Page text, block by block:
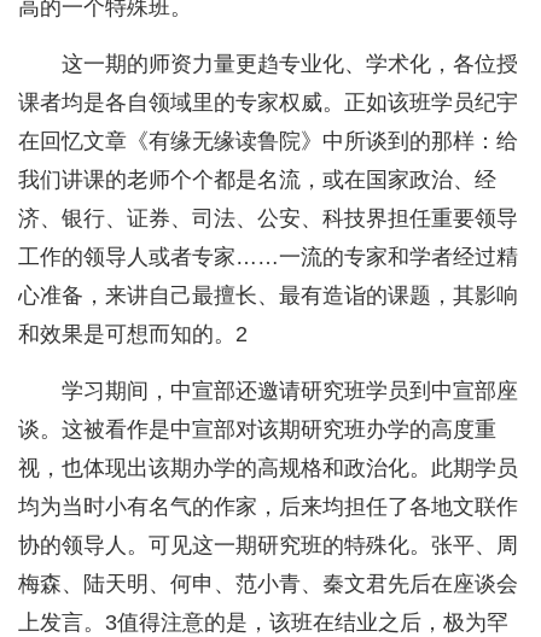
高的一个特殊班。
这一期的师资力量更趋专业化、学术化，各位授
课者均是各自领域里的专家权威。正如该班学员纪宇
在回忆文章《有缘无缘读鲁院》中所谈到的那样：给
我们讲课的老师个个都是名流，或在国家政治、经
济、银行、证券、司法、公安、科技界担任重要领导
工作的领导人或者专家……一流的专家和学者经过精
心准备，来讲自己最擅长、最有造诣的课题，其影响
和效果是可想而知的。2
学习期间，中宣部还邀请研究班学员到中宣部座
谈。这被看作是中宣部对该期研究班办学的高度重
视，也体现出该期办学的高规格和政治化。此期学员
均为当时小有名气的作家，后来均担任了各地文联作
协的领导人。可见这一期研究班的特殊化。张平、周
梅森、陆天明、何申、范小青、秦文君先后在座谈会
上发言。3值得注意的是，该班在结业之后，极为罕